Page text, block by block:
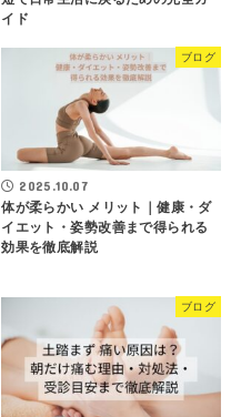
イド
ブログ
2025.10.07
体が柔らかい メリット｜健康・ダ
イエット・姿勢改善まで得られる
効果を徹底解説
ブログ